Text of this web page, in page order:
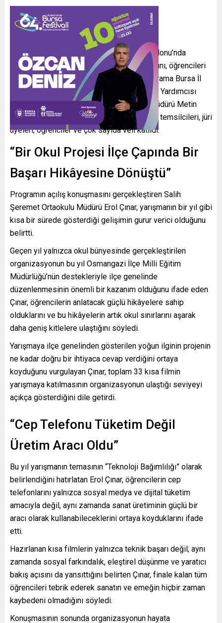
Eğitim Vadisi BTSO Oğuz Kağan Köksal Salonu’nda
gerçekleştirilen gala gecesi; eğitim camiasını, öğrencileri
ve velileri aynı çatı altında buluşturdu. Programa Bursa İl
Milli Eğitim Müdürlüğü Teftiş Kurulu Başkan Yardımcısı
Erhan Yener, Osmangazi İlçe Milli Eğitim Müdürü Metin
Sezer, okul müdürleri, öğretmenler, sendika temsilcileri, jüri
üyeleri, öğrenciler ve çok sayıda veli katıldı.
“Bir Okul Projesi İlçe Çapında Bir
Başarı Hikâyesine Dönüştü”
Programın açılış konuşmasını gerçekleştiren Salih
Şeremet Ortaokulu Müdürü Erol Çınar, yarışmanın bir yıl gibi
kısa bir sürede gösterdiği gelişimin gurur verici olduğunu
belirtti.
Geçen yıl yalnızca okul bünyesinde gerçekleştirilen
organizasyonun bu yıl Osmangazi İlçe Milli Eğitim
Müdürlüğü’nün destekleriyle ilçe genelinde
düzenlenmesinin önemli bir kazanım olduğunu ifade eden
Çınar, öğrencilerin anlatacak güçlü hikâyelere sahip
olduklarını ve bu hikâyelerin artık okul sınırlarını aşarak
daha geniş kitlelere ulaştığını söyledi.
Yarışmaya ilçe genelinden gösterilen yoğun ilginin projenin
ne kadar doğru bir ihtiyaca cevap verdiğini ortaya
koyduğunu vurgulayan Çınar, toplam 33 kısa filmin
yarışmaya katılmasının organizasyonun ulaştığı seviyeyi
açıkça gösterdiğini dile getirdi.
“Cep Telefonu Tüketim Değil
Üretim Aracı Oldu”
Bu yıl yarışmanın temasının “Teknoloji Bağımlılığı” olarak
belirlendiğini hatırlatan Erol Çınar, öğrencilerin cep
telefonlarını yalnızca sosyal medya ve dijital tüketim
amacıyla değil, aynı zamanda sanat üretiminin güçlü bir
aracı olarak kullanabileceklerini ortaya koyduklarını ifade
etti.
Hazırlanan kısa filmlerin yalnızca teknik başarı değil; aynı
zamanda sosyal farkındalık, eleştirel düşünme ve yaratıcı
bakış açısını da yansıttığını belirten Çınar, finale kalan tüm
öğrencileri tebrik ederek sanatın ve emeğin hiçbir zaman
kaybedeni olmadığını söyledi.
Konuşmasının sonunda organizasyonun hayata